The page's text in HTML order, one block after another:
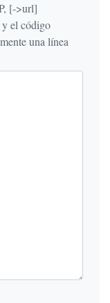
[->url]
una línea